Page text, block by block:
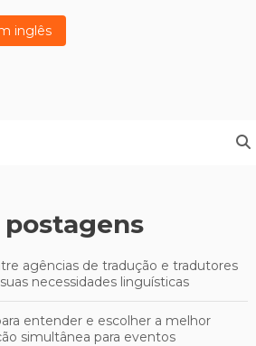
inglês
agências de tradução e tradutores
necessidades linguísticas
entender e escolher a melhor
simultânea para eventos